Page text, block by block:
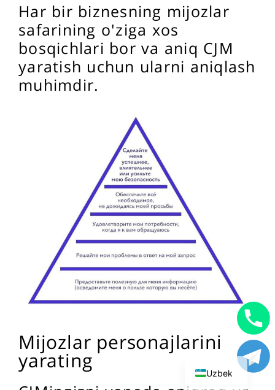
Har bir biznesning mijozlar
safarining o'ziga xos
bosqichlari bor va aniq CJM
yaratish uchun ularni aniqlash
muhimdir.
Mijozlar personajlarini
yarating
Uzbek
Russian